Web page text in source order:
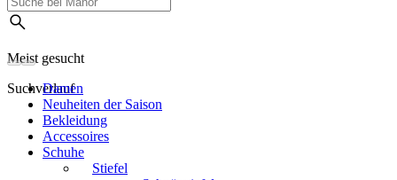
Meist gesucht
Suchverlauf
Damen
Neuheiten der Saison
Bekleidung
Accessoires
Schuhe
Stiefel